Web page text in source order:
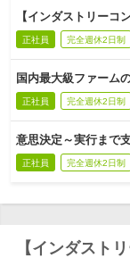
【インダストリーコ
正社員 完全週休2日制
国内最大級ファーム
正社員 完全週休2日制
意思決定～実行まで
正社員 完全週休2日制
【インダスト